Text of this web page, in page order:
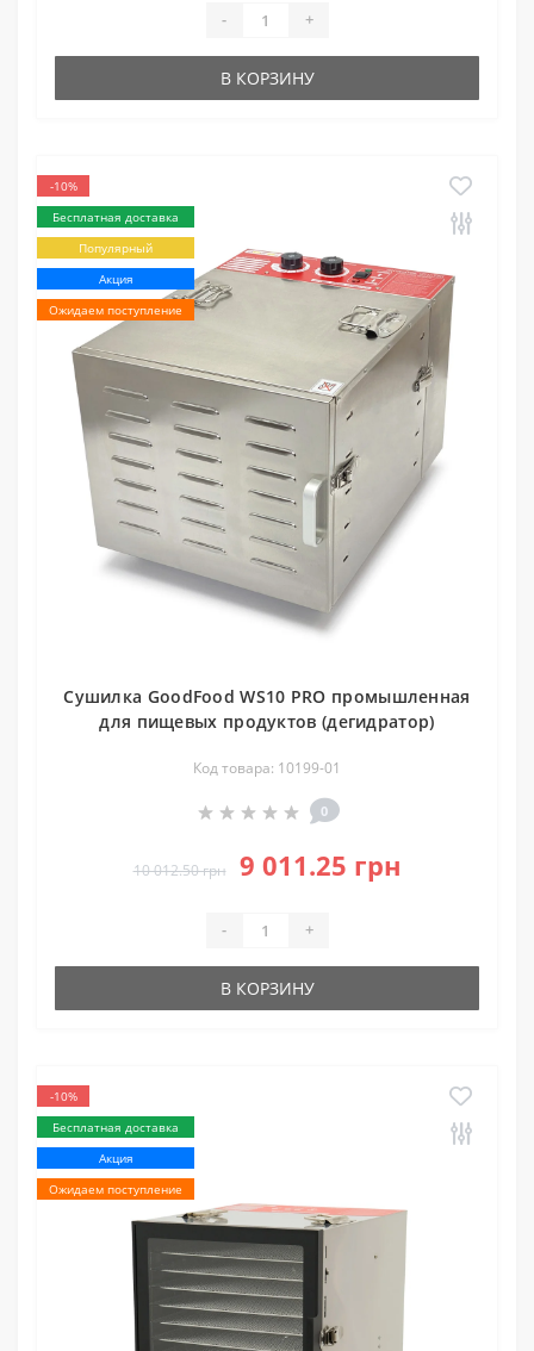
- +
В КОРЗИНУ
-10%
Бесплатная доставка
Популярный
Акция
Ожидаем поступление
Сушилка GoodFood WS10 PRO промышленная
для пищевых продуктов (дегидратор)
Код товара: 10199-01
0
10 012.50 грн 9 011.25 грн
- +
В КОРЗИНУ
-10%
Бесплатная доставка
Акция
Ожидаем поступление